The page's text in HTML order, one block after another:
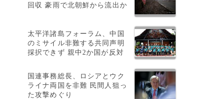
回収 豪雨で北朝鮮から流出か
太平洋諸島フォーラム、中国
のミサイル非難する共同声明
採択できず 親中2か国が反対
国連事務総長、ロシアとウク
ライナ両国を非難 民間人狙っ
た攻撃めぐり